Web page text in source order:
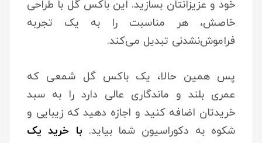
خود و عزیزانتان بسازید. این باکس گل با طراحی
خاصش، هر مناسبت را به یک تجربه
فراموش‌نشدنی تبدیل می‌کند.
پس همین حالا، یک باکس گل شمعی که
عمری بلند و ماندگاری عالی دارد را به سبد
خریدتان اضافه کنید و اجازه دهید که زیبایی و
شکوه به دکوراسیون شما بیاید. با خرید یک